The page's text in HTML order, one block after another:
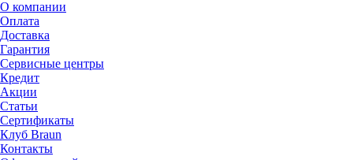
О компании
Оплата
Доставка
Гарантия
Сервисные центры
Кредит
Акции
Статьи
Сертификаты
Клуб Braun
Контакты